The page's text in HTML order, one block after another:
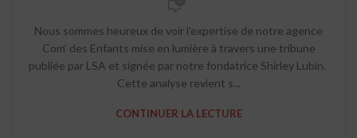
Nous sommes heureux de voir l'expertise de notre agence
Com’ des Enfants mise en lumière à travers une tribune
publiée par LSA et signée par notre fondatrice Shirley Lubin.
Cette analyse revient s...
CONTINUER LA LECTURE